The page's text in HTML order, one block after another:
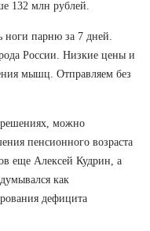
132 млн рублей.
парню за 7 дней.
России. Низкие цены и
мышц. Отправляем без
решениях, можно
пенсионного возраста
еще Алексей Кудрин, а
как
дефицита